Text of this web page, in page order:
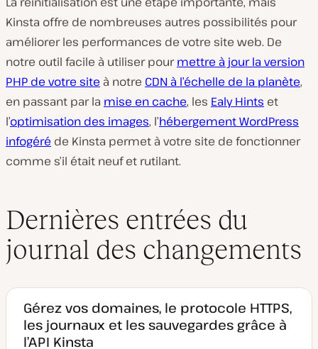
Kinsta offre de nombreuses autres possibilités pour
améliorer les performances de votre site web. De
notre outil facile à utiliser pourmettre à jour la version
PHP de votre site à notre CDN à l’échelle de la planète,
en passant par la mise en cache, les Ealy Hints et
l’optimisation des images, l’hébergement WordPress
infogéré de Kinsta permet à votre site de fonctionner
comme s’il était neuf et rutilant.
Dernières entrées du
journal des changements
Gérez vos domaines, le protocole HTTPS,
les journaux et les sauvegardes grâce à
l’API Kinsta